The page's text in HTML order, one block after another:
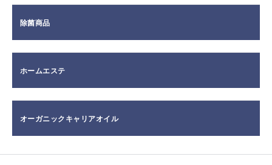
除菌商品
ホームエステ
オーガニックキャリアオイル